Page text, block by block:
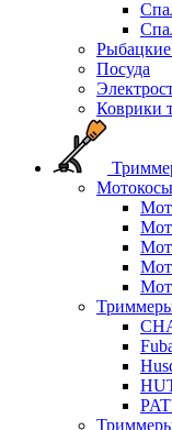
Посуда
Коврики
Мотокосы